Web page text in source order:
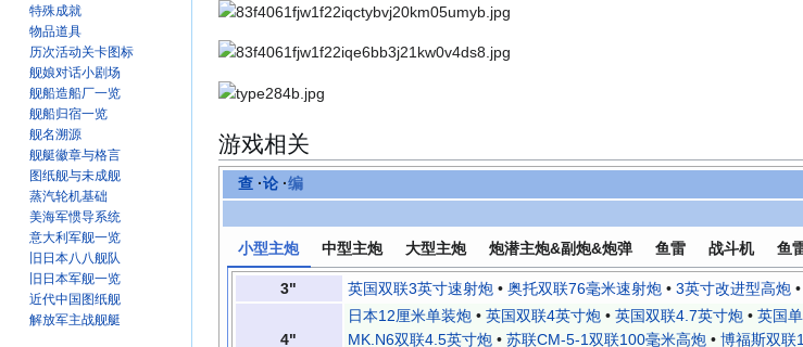
游戏相关
查 ·论 ·编
小型主炮
中型主炮 大型主炮 炮潜主炮&副炮&炮弹 鱼雷 战斗机 鱼
3" 英国双联3英寸速射炮 • 奥托双联76毫米速射炮 • 3英寸改进型高炮 •
4"
日本12厘米单装炮 • 英国双联4英寸炮 • 英国双联4.7英寸炮 • 英国
MK.N6双联4.5英寸炮 • 苏联СМ-5-1双联100毫米高炮 • 博福斯双联
特殊成就
物品道具
历次活动关卡图标
舰娘对话小剧场
舰船造船厂一览
舰船归宿一览
舰名溯源
舰艇徽章与格言
图纸舰与未成舰
蒸汽轮机基础
美海军惯导系统
意大利军舰一览
旧日本八八舰队
旧日本军舰一览
近代中国图纸舰
解放军主战舰艇